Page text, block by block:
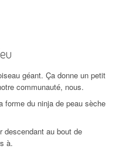
géant. Ça donne un petit
communauté, nous.
forme du ninja de peau sèche
descendant au bout de
à.